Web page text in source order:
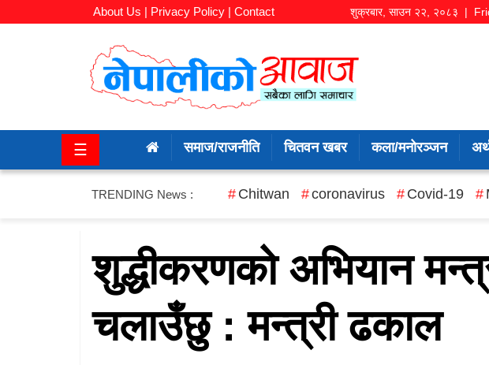
About Us | Privacy Policy | Contact शुक्रबार, साउन २२, २०८३ |
राजनीति
☰ समाज/राजनीति चितवन खबर कला/मनोरञ्जन
TRENDING News : Chitwan coronavirus Covid-19
शुद्धीकरणको अभियान
चलाउँछु : मन्त्री ढकाल